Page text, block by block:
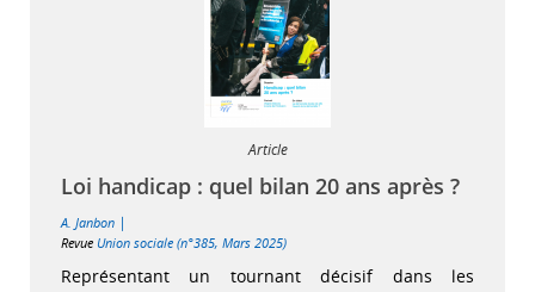
Article
Loi handicap : quel bilan 20 ans après ?
A. Janbon |
Revue Union sociale (n°385, Mars 2025)
Représentant un tournant décisif dans les